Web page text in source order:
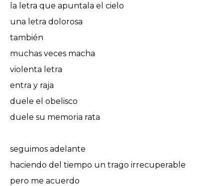
la letra que apuntala el cielo
una letra dolorosa
también
muchas veces macha
violenta letra
entra y raja
duele el obelisco
duele su memoria rata
seguimos adelante
haciendo del tiempo un trago irrecuperable
pero me acuerdo